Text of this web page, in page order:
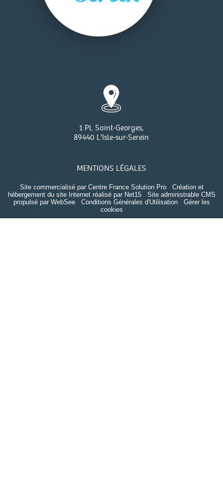
1 Pl. Saint-Georges,
89440 L'Isle-sur-Serein
MENTIONS LÉGALES
Site commercialisé par Centre France Solution Pro- Création et
hébergement du site Internet réalisé par Net15- Site administrable CMS
propulsé par WebSee- Conditions Générales d'Utilisation- Gérer les
cookies